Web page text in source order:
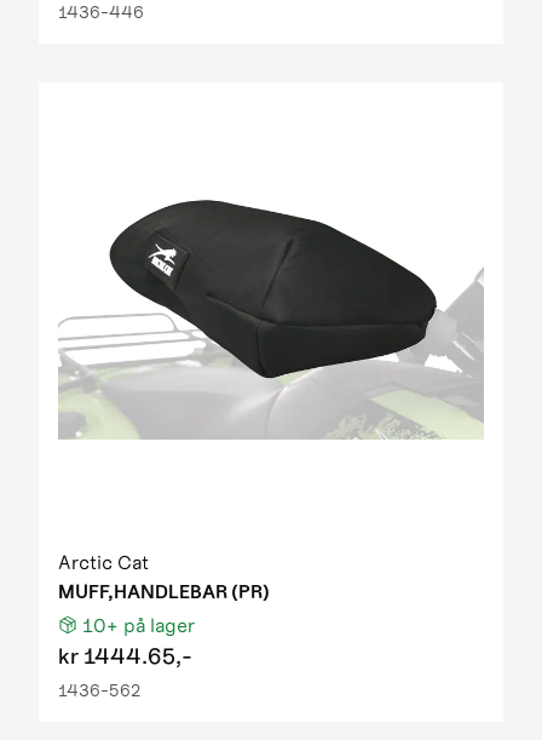
1436-446
Arctic Cat
MUFF,HANDLEBAR (PR)
10+ på lager
kr 1444.65,-
1436-562